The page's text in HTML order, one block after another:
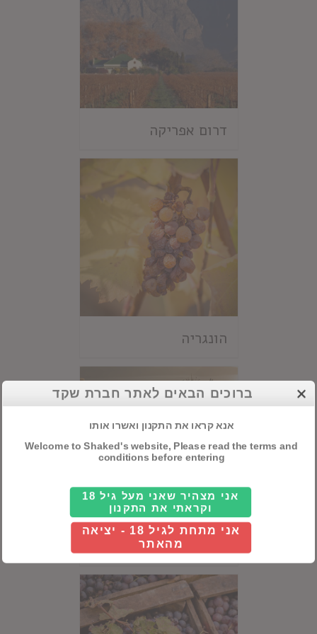
דרום אפריקה
הונגריה
ברוכים הבאים לאתר חברת שקד
אנא קראו את התקנון ואשרו אותו
Welcome to Shaked's website, Please read the terms and
conditions before entering
אני מצהיר שאני מעל גיל 18
וקראתי את התקנון
אני מתחת לגיל 18 - יציאה
מהאתר